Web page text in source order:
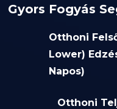
Gyors Fogyás
Otthoni
Lower)
Napos)
Otthoni